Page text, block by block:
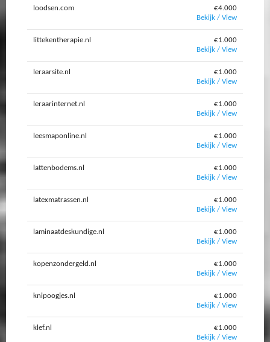
loodsen.com
€4.000
Bekijk / View
littekentherapie.nl
€1.000
Bekijk / View
leraarsite.nl
€1.000
Bekijk / View
leraarinternet.nl
€1.000
Bekijk / View
leesmaponline.nl
€1.000
Bekijk / View
lattenbodems.nl
€1.000
Bekijk / View
latexmatrassen.nl
€1.000
Bekijk / View
laminaatdeskundige.nl
€1.000
Bekijk / View
kopenzondergeld.nl
€1.000
Bekijk / View
knipoogjes.nl
€1.000
Bekijk / View
klef.nl
€1.000
Bekijk / View